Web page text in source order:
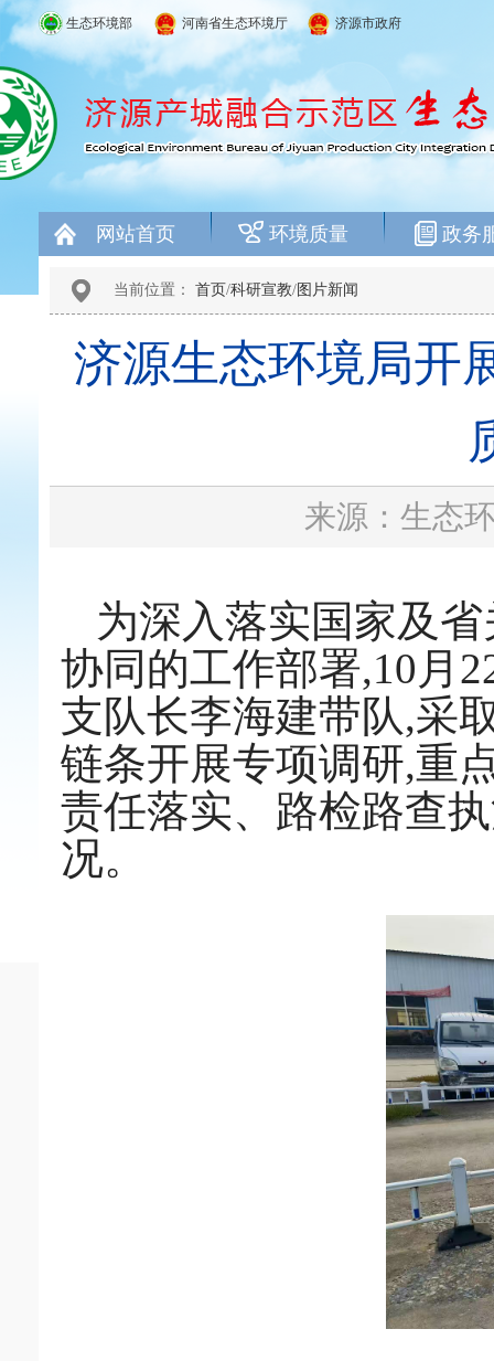
生态环境部 河南省生态环境厅 济源市政府
网站首页 环境质量 政务
当前位置： 首页/科研宣教/图片新闻
济源生态环境局开
来源：生
为深入落实国家及
协同的工作部署,10月
支队长李海建带队,采
链条开展专项调研,重
责任落实、路检路查
况。